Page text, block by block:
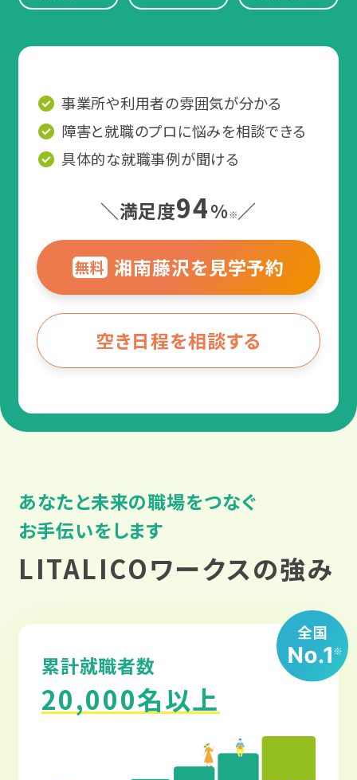
事業所や利用者の雰囲気が分かる
障害と就職のプロに悩みを相談できる
具体的な就職事例が聞ける
＼満足度94%※ ／
無料 湘南藤沢を見学予約
空き日程を相談する
あなたと未来の職場をつなぐ
お手伝いをします
LITALICOワークスの強み
累計就職者数
20,000名以上